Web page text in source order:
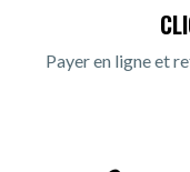
Payer en ligne et